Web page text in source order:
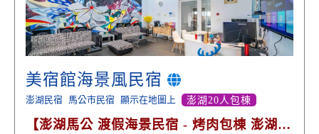
美宿館海景風民宿
澎湖民宿 馬公市民宿 顯示在地圖上 澎湖20人包棟
【澎湖馬公 渡假海景民宿 - 烤肉包棟 澎湖客